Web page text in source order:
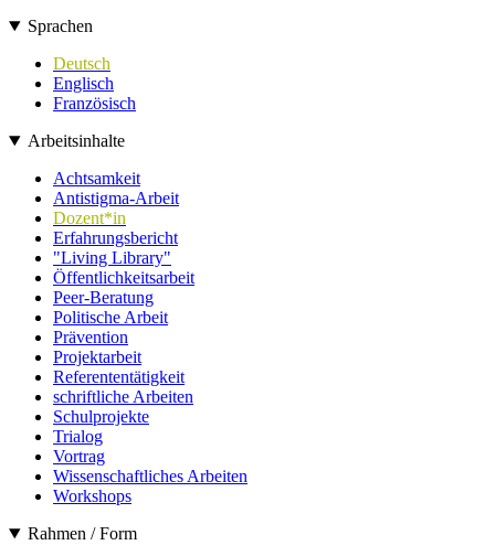
Sprachen
Deutsch
Englisch
Französisch
Arbeitsinhalte
Achtsamkeit
Antistigma-Arbeit
Dozent*in
Erfahrungsbericht
"Living Library"
Öffentlichkeitsarbeit
Peer-Beratung
Politische Arbeit
Prävention
Projektarbeit
Referententätigkeit
schriftliche Arbeiten
Schulprojekte
Trialog
Vortrag
Wissenschaftliches Arbeiten
Workshops
Rahmen / Form